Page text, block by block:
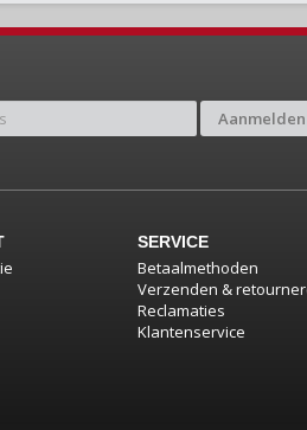
Aanmelden
SERVICE
Betaalmethoden
Verzenden &
Reclamaties
Klantenservice